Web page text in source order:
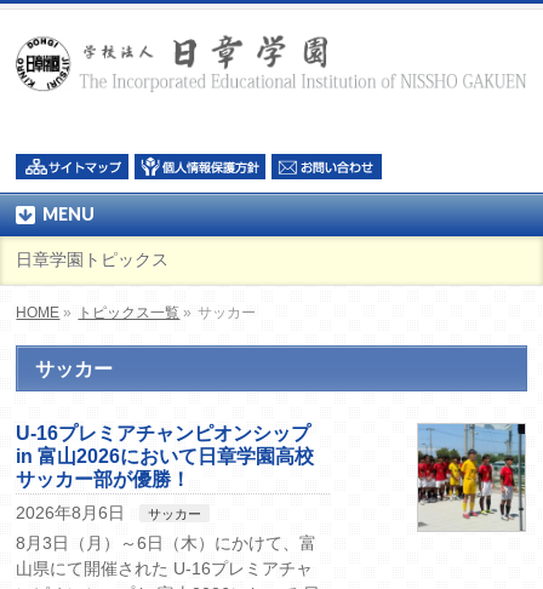
MENU
日章学園トピックス
HOME » トピックス一覧 » サッカー
サッカー
U-16プレミアチャンピオンシップ
in 富山2026において日章学園高校
サッカー部が優勝！
2026年8月6日 サッカー
8月3日（月）～6日（木）にかけて、富
山県にて開催された U-16プレミアチャ